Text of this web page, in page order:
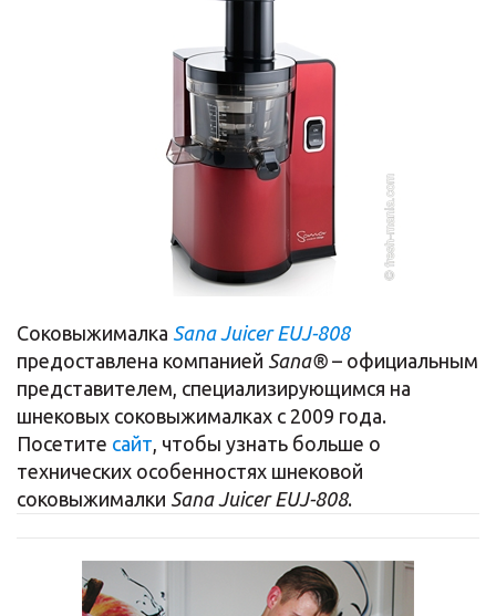
Соковыжималка Sana Juicer EUJ-808
предоставлена компанией Sana® – официальным
представителем, специализирующимся на
шнековых соковыжималках с 2009 года.
Посетите сайт, чтобы узнать больше о
технических особенностях шнековой
соковыжималки Sana Juicer EUJ-808.